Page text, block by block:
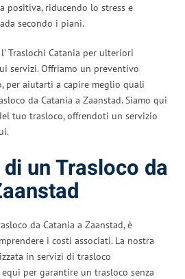
positiva, riducendo lo stress e
secondo i piani.
Traslochi Catania per ulteriori
servizi. Offriamo un preventivo
per aiutarti a capire meglio quali
da Catania a Zaanstad. Siamo qui
tuo trasloco, offrendoti un servizio
un Trasloco da
da Catania a Zaanstad, è
i costi associati. La nostra
in servizi di trasloco
per garantire un trasloco senza